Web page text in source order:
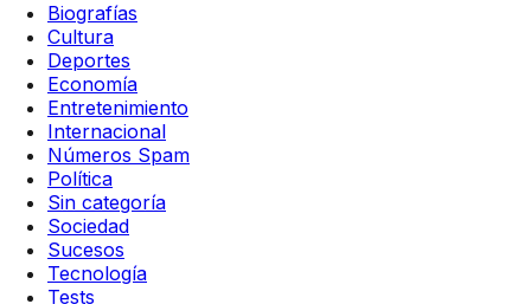
Biografías
Cultura
Deportes
Economía
Entretenimiento
Internacional
Números Spam
Política
Sin categoría
Sociedad
Sucesos
Tecnología
Tests